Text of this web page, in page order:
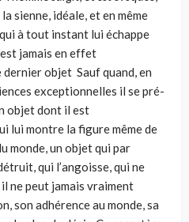
sienne, idéa­le, et en même
à tout instant lui échappe
jamais en effet
objet Sauf quand, en
exceptionnelles il se pré­
objet dont il est
lui montre la figure même de
monde, un objet qui par
qui l’angoisse, qui ne
ne peut jamais vraiment
adhérence au monde, sa